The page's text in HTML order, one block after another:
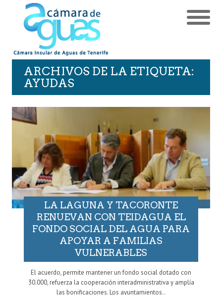
ARCHIVOS DE LA ETIQUETA:
AYUDAS
LA LAGUNA Y TACORONTE
RENUEVAN CON TEIDAGUA EL
FONDO SOCIAL DEL AGUA PARA
APOYAR A FAMILIAS
VULNERABLES
El acuerdo, permite mantener un fondo social dotado con
30.000, refuerza la cooperación interadministrativa y amplía
las bonificaciones. Los ayuntamientos..